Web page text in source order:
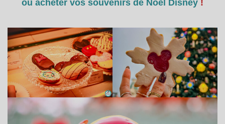
où acheter vos souvenirs de Noël Disney !